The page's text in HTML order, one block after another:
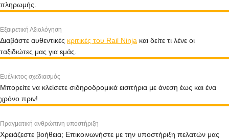
πληρωμής.
Εξαιρετική Αξιολόγηση
Διαβάστε αυθεντικές κριτικές του Rail Ninja και δείτε τι λένε οι
ταξιδιώτες μας για εμάς.
Ευέλικτος σχεδιασμός
Μπορείτε να κλείσετε σιδηροδρομικά εισιτήρια με άνεση έως και ένα
χρόνο πριν!
Πραγματική ανθρώπινη υποστήριξη
Χρειάζεστε βοήθεια; Επικοινωνήστε με την υποστήριξη πελατών μας